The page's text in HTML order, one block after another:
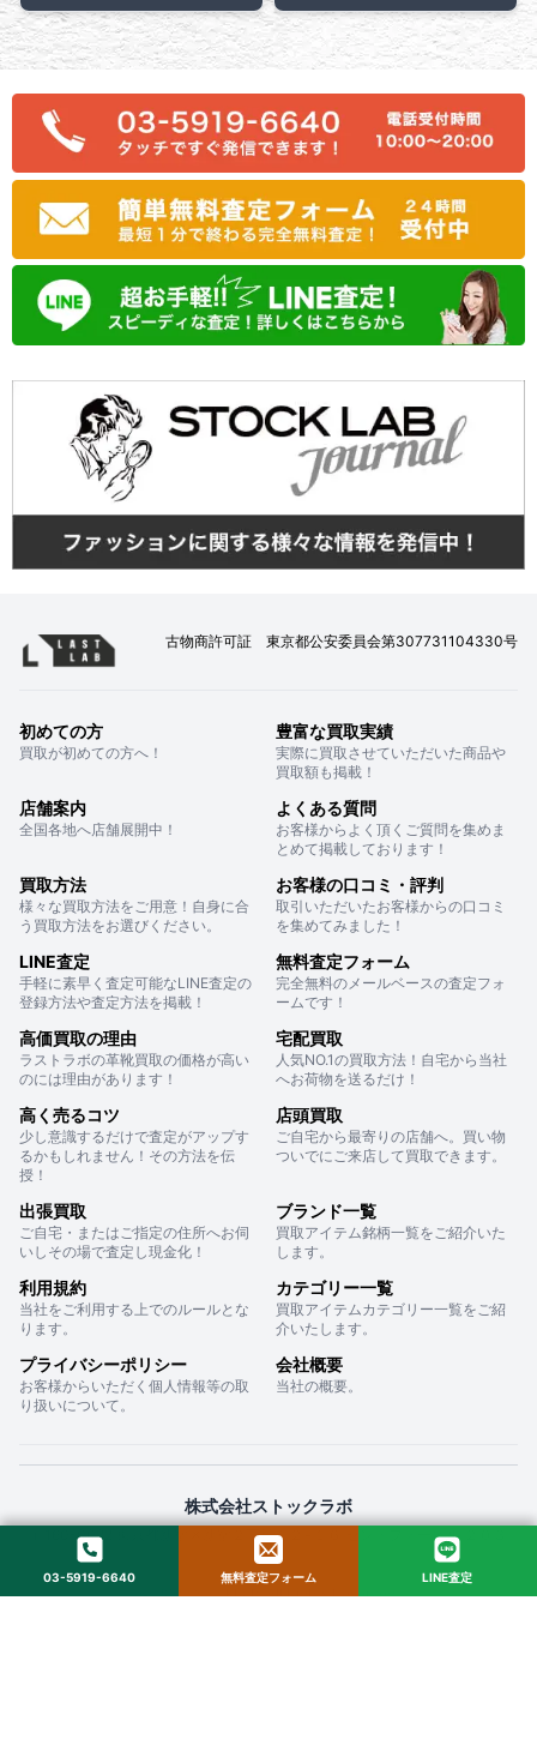
古物商許可証 東京都公安委員会第307731104330号
初めての方
買取が初めての方へ！
豊富な買取実績
実際に買取させていただいた商品や
買取額も掲載！
店舗案内
全国各地へ店舗展開中！
よくある質問
お客様からよく頂くご質問を集めま
とめて掲載しております！
買取方法
様々な買取方法をご用意！自身に合
う買取方法をお選びください。
お客様の口コミ・評判
取引いただいたお客様からの口コミ
を集めてみました！
LINE査定
手軽に素早く査定可能なLINE査定の
登録方法や査定方法を掲載！
無料査定フォーム
完全無料のメールベースの査定フォ
ームです！
高価買取の理由
ラストラボの革靴買取の価格が高い
のには理由があります！
宅配買取
人気NO.1の買取方法！自宅から当社
へお荷物を送るだけ！
高く売るコツ
少し意識するだけで査定がアップす
るかもしれません！その方法を伝
授！
店頭買取
ご自宅から最寄りの店舗へ。買い物
ついでにご来店して買取できます。
出張買取
ご自宅・またはご指定の住所へお伺
いしその場で査定し現金化！
ブランド一覧
買取アイテム銘柄一覧をご紹介いた
します。
利用規約
当社をご利用する上でのルールとな
ります。
カテゴリー一覧
買取アイテムカテゴリー一覧をご紹
介いたします。
プライバシーポリシー
お客様からいただく個人情報等の取
り扱いについて。
会社概要
当社の概要。
株式会社ストックラボ
〒160-0022 東京都新宿区新宿２丁目１２−１６ セントフォービル ２０３
© 2025 StockLab. All Rights Reserved.
03-5919-6640 無料査定フォーム LINE査定